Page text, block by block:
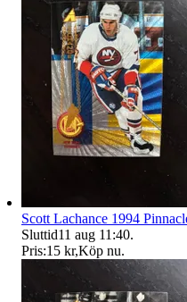
Scott Lachance 1994
Sluttid11 aug 11:40.
Pris:15 kr,Köp nu.